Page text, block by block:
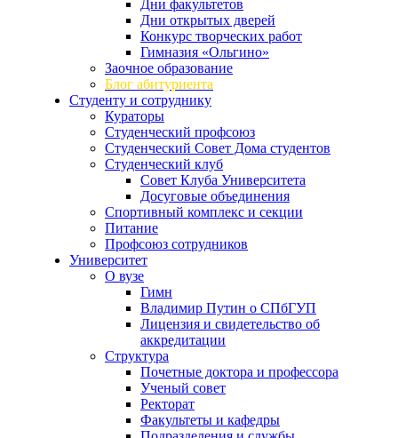
Дни факультетов
Дни открытых дверей
Конкурс творческих работ
Гимназия «Ольгино»
Заочное образование
Блог абитуриента
Студенту и сотруднику
Кураторы
Студенческий профсоюз
Студенческий Совет Дома студентов
Студенческий клуб
Совет Клуба Университета
Досуговые объединения
Спортивный комплекс и секции
Питание
Профсоюз сотрудников
Университет
О вузе
Гимн
Владимир Путин о СПбГУП
Лицензия и свидетельство об
аккредитации
Структура
Почетные доктора и профессора
Ученый совет
Ректорат
Факультеты и кафедры